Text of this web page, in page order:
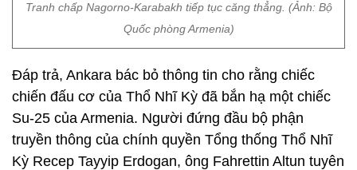
Tranh chấp Nagorno-Karabakh tiếp tục căng thẳng. (Ảnh: Bộ
Quốc phòng Armenia)
Đáp trả, Ankara bác bỏ thông tin cho rằng chiếc
chiến đấu cơ của Thổ Nhĩ Kỳ đã bắn hạ một chiếc
Su-25 của Armenia. Người đứng đầu bộ phận
truyền thông của chính quyền Tổng thống Thổ Nhĩ
Kỳ Recep Tayyip Erdogan, ông Fahrettin Altun tuyên